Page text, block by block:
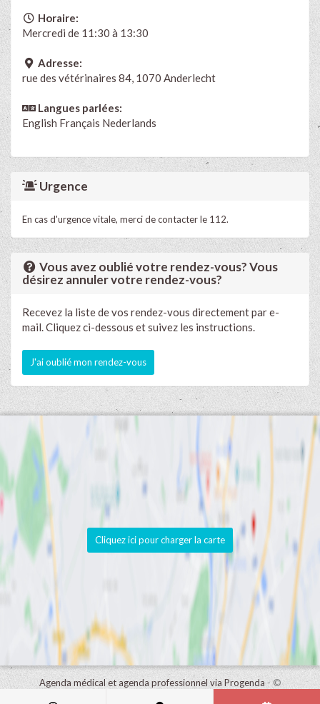
Horaire:
Mercredi de 11:30 à 13:30
Adresse:
rue des vétérinaires 84, 1070 Anderlecht
Langues parlées:
English Français Nederlands
Urgence
En cas d'urgence vitale, merci de contacter le 112.
Vous avez oublié votre rendez-vous? Vous
désirez annuler votre rendez-vous?
Recevez la liste de vos rendez-vous directement par e-
mail. Cliquez ci-dessous et suivez les instructions.
J'ai oublié mon rendez-vous
Cliquez ici pour charger la carte
Agenda médical et agenda professionnel via Progenda - ©